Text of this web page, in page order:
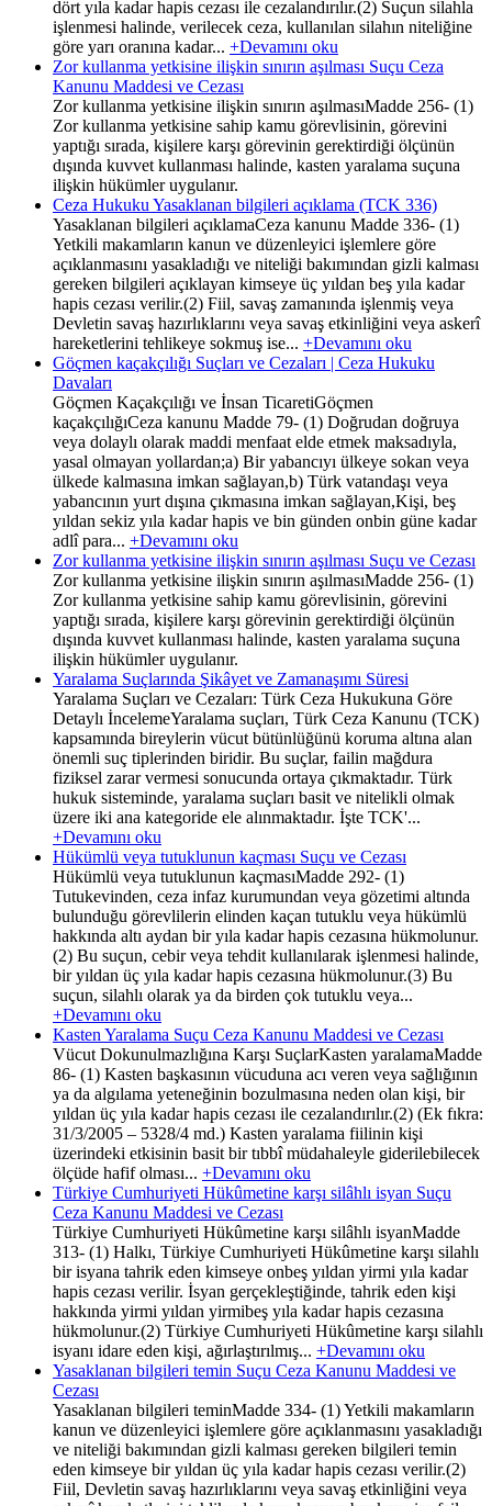
dört yıla kadar hapis cezası ile cezalandırılır.(2) Suçun silahla
işlenmesi halinde, verilecek ceza, kullanılan silahın niteliğine
göre yarı oranına kadar... +Devamını oku
Zor kullanma yetkisine ilişkin sınırın aşılması Suçu Ceza
Kanunu Maddesi ve Cezası
Zor kullanma yetkisine ilişkin sınırın aşılmasıMadde 256- (1)
Zor kullanma yetkisine sahip kamu görevlisinin, görevini
yaptığı sırada, kişilere karşı görevinin gerektirdiği ölçünün
dışında kuvvet kullanması halinde, kasten yaralama suçuna
ilişkin hükümler uygulanır.
Ceza Hukuku Yasaklanan bilgileri açıklama (TCK 336)
Yasaklanan bilgileri açıklamaCeza kanunu Madde 336- (1)
Yetkili makamların kanun ve düzenleyici işlemlere göre
açıklanmasını yasakladığı ve niteliği bakımından gizli kalması
gereken bilgileri açıklayan kimseye üç yıldan beş yıla kadar
hapis cezası verilir.(2) Fiil, savaş zamanında işlenmiş veya
Devletin savaş hazırlıklarını veya savaş etkinliğini veya askerî
hareketlerini tehlikeye sokmuş ise... +Devamını oku
Göçmen kaçakçılığı Suçları ve Cezaları | Ceza Hukuku
Davaları
Göçmen Kaçakçılığı ve İnsan TicaretiGöçmen
kaçakçılığıCeza kanunu Madde 79- (1) Doğrudan doğruya
veya dolaylı olarak maddi menfaat elde etmek maksadıyla,
yasal olmayan yollardan;a) Bir yabancıyı ülkeye sokan veya
ülkede kalmasına imkan sağlayan,b) Türk vatandaşı veya
yabancının yurt dışına çıkmasına imkan sağlayan,Kişi, beş
yıldan sekiz yıla kadar hapis ve bin günden onbin güne kadar
adlî para... +Devamını oku
Zor kullanma yetkisine ilişkin sınırın aşılması Suçu ve Cezası
Zor kullanma yetkisine ilişkin sınırın aşılmasıMadde 256- (1)
Zor kullanma yetkisine sahip kamu görevlisinin, görevini
yaptığı sırada, kişilere karşı görevinin gerektirdiği ölçünün
dışında kuvvet kullanması halinde, kasten yaralama suçuna
ilişkin hükümler uygulanır.
Yaralama Suçlarında Şikâyet ve Zamanaşımı Süresi
Yaralama Suçları ve Cezaları: Türk Ceza Hukukuna Göre
Detaylı İncelemeYaralama suçları, Türk Ceza Kanunu (TCK)
kapsamında bireylerin vücut bütünlüğünü koruma altına alan
önemli suç tiplerinden biridir. Bu suçlar, failin mağdura
fiziksel zarar vermesi sonucunda ortaya çıkmaktadır. Türk
hukuk sisteminde, yaralama suçları basit ve nitelikli olmak
üzere iki ana kategoride ele alınmaktadır. İşte TCK'...
+Devamını oku
Hükümlü veya tutuklunun kaçması Suçu ve Cezası
Hükümlü veya tutuklunun kaçmasıMadde 292- (1)
Tutukevinden, ceza infaz kurumundan veya gözetimi altında
bulunduğu görevlilerin elinden kaçan tutuklu veya hükümlü
hakkında altı aydan bir yıla kadar hapis cezasına hükmolunur.
(2) Bu suçun, cebir veya tehdit kullanılarak işlenmesi halinde,
bir yıldan üç yıla kadar hapis cezasına hükmolunur.(3) Bu
suçun, silahlı olarak ya da birden çok tutuklu veya...
+Devamını oku
Kasten Yaralama Suçu Ceza Kanunu Maddesi ve Cezası
Vücut Dokunulmazlığına Karşı SuçlarKasten yaralamaMadde
86- (1) Kasten başkasının vücuduna acı veren veya sağlığının
ya da algılama yeteneğinin bozulmasına neden olan kişi, bir
yıldan üç yıla kadar hapis cezası ile cezalandırılır.(2) (Ek fıkra:
31/3/2005 – 5328/4 md.) Kasten yaralama fiilinin kişi
üzerindeki etkisinin basit bir tıbbî müdahaleyle giderilebilecek
ölçüde hafif olması... +Devamını oku
Türkiye Cumhuriyeti Hükûmetine karşı silâhlı isyan Suçu
Ceza Kanunu Maddesi ve Cezası
Türkiye Cumhuriyeti Hükûmetine karşı silâhlı isyanMadde
313- (1) Halkı, Türkiye Cumhuriyeti Hükûmetine karşı silahlı
bir isyana tahrik eden kimseye onbeş yıldan yirmi yıla kadar
hapis cezası verilir. İsyan gerçekleştiğinde, tahrik eden kişi
hakkında yirmi yıldan yirmibeş yıla kadar hapis cezasına
hükmolunur.(2) Türkiye Cumhuriyeti Hükûmetine karşı silahlı
isyanı idare eden kişi, ağırlaştırılmış... +Devamını oku
Yasaklanan bilgileri temin Suçu Ceza Kanunu Maddesi ve
Cezası
Yasaklanan bilgileri teminMadde 334- (1) Yetkili makamların
kanun ve düzenleyici işlemlere göre açıklanmasını yasakladığı
ve niteliği bakımından gizli kalması gereken bilgileri temin
eden kimseye bir yıldan üç yıla kadar hapis cezası verilir.(2)
Fiil, Devletin savaş hazırlıklarını veya savaş etkinliğini veya